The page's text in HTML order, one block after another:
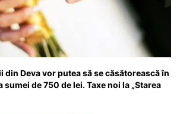
din Deva vor putea să se căsătorească în
de 750 de lei. Taxe noi la „Starea